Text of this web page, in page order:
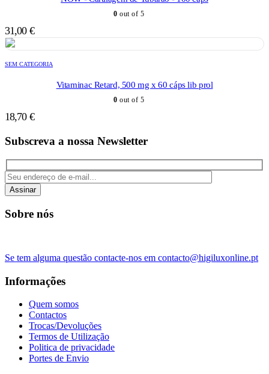
0 out of 5
31,00 €
SEM CATEGORIA
Vitaminac Retard, 500 mg x 60 cáps lib prol
0 out of 5
18,70 €
Subscreva a nossa Newsletter
Assinar
Sobre nós
Se tem alguma questão contacte-nos em contacto@higiluxonline.pt
Informações
Quem somos
Contactos
Trocas/Devoluções
Termos de Utilização
Politica de privacidade
Portes de Envio